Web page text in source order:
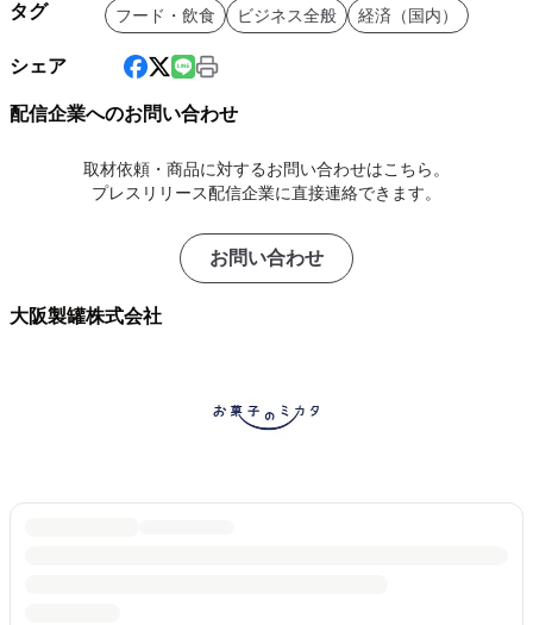
タグ フード・飲食 ビジネス全般 経済（国内）
シェア
配信企業へのお問い合わせ
取材依頼・商品に対するお問い合わせはこちら。
プレスリリース配信企業に直接連絡できます。
お問い合わせ
大阪製罐株式会社